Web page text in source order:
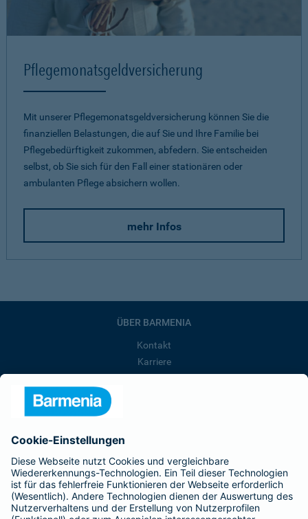
Pflegemonatsgeld­versicherung
Mit unserer Pflegemonatsgeld­versicherung können Sie die
finanziellen Belastungen, die auf Sie und Ihre Familie bei
Pflegebedürftigkeit zukommen, abfedern. Sie entscheiden
selbst, ob Sie sich für den Fall einer stationären oder
ambulanten Pflege absichern wollen.
mehr Infos
ÜBER BARMENIA
Kontakt
Karriere
Barmenia ist Teil der BarmeniaGothaer
BELIEBTE SEITEN
Kranken-Zusatzversicherung
Tierversicherungen